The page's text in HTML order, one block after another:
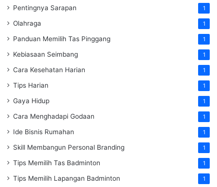
Pentingnya Sarapan 1
Olahraga 1
Panduan Memilih Tas Pinggang 1
Kebiasaan Seimbang 1
Cara Kesehatan Harian 1
Tips Harian 1
Gaya Hidup 1
Cara Menghadapi Godaan 1
Ide Bisnis Rumahan 1
Skill Membangun Personal Branding 1
Tips Memilih Tas Badminton 1
Tips Memilih Lapangan Badminton 1